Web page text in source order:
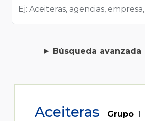
Búsqueda avanzada
Aceiteras Grupo 1